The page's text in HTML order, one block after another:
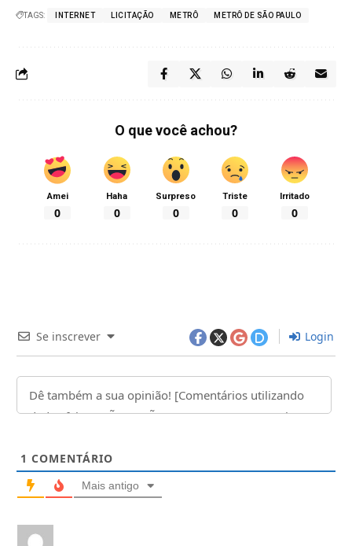
TAGS: INTERNET LICITAÇÃO METRÔ METRÔ DE SÃO PAULO
O que você achou?
Amei
0
Haha
0
Surpreso
0
Triste
0
Irritado
0
Se inscrever Login
1 COMENTÁRIO
Mais antigo